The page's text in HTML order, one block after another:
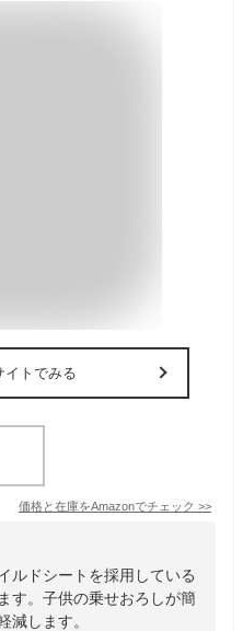
イトでみる
価格と在庫をAmazonでチェック >>
ルドシートを採用している
す。子供の乗せおろしが簡
減します。